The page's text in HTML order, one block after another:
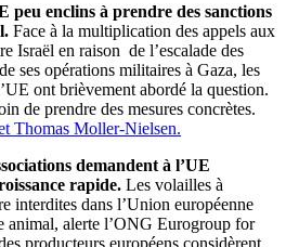
peu enclins à prendre des sanctions
Face à la multiplication des appels aux
Israël en raison de l’escalade des
ses opérations militaires à Gaza, les
ont brièvement abordé la question.
de prendre des mesures concrètes.
Thomas Moller-Nielsen.
demandent à l’UE
rapide. Les volailles à
interdites dans l’Union européenne
animal, alerte l’ONG Eurogroup for
producteurs européens considèrent